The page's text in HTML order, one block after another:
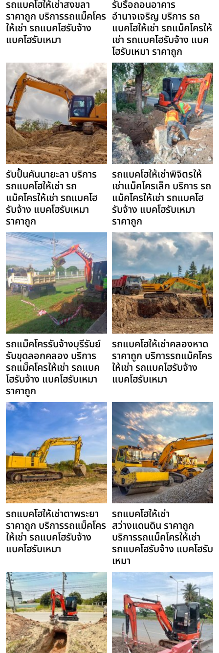
รถแบคโฮให้เช่าสงขลา
ราคาถูก บริการรถแม็คโคร
ให้เช่า รถแบคโฮรับจ้าง
แบคโฮรับเหมา
รับรื้อถอนอาคาร
อำนาจเจริญ บริการ รถ
แบคโฮให้เช่า รถแม็คโครให้
เช่า รถแบคโฮรับจ้าง แบค
โฮรับเหมา ราคาถูก
รับปั้นคันนายะลา บริการ
รถแบคโฮให้เช่า รถ
แม็คโครให้เช่า รถแบคโฮ
รับจ้าง แบคโฮรับเหมา
ราคาถูก
รถแบคโฮให้เช่าพิจิตรให้
เช่าแม็คโครเล็ก บริการ รถ
แม็คโครให้เช่า รถแบคโฮ
รับจ้าง แบคโฮรับเหมา
ราคาถูก
รถแม็คโครรับจ้างบุรีรัมย์
รับขุดลอกคลอง บริการ
รถแม็คโครให้เช่า รถแบค
โฮรับจ้าง แบคโฮรับเหมา
ราคาถูก
รถแบคโฮให้เช่าคลองหาด
ราคาถูก บริการรถแม็คโคร
ให้เช่า รถแบคโฮรับจ้าง
แบคโฮรับเหมา
รถแบคโฮให้เช่าตาพระยา
ราคาถูก บริการรถแม็คโคร
ให้เช่า รถแบคโฮรับจ้าง
แบคโฮรับเหมา
รถแบคโฮให้เช่า
สว่างแดนดิน ราคาถูก
บริการรถแม็คโครให้เช่า
รถแบคโฮรับจ้าง แบคโฮรับ
เหมา